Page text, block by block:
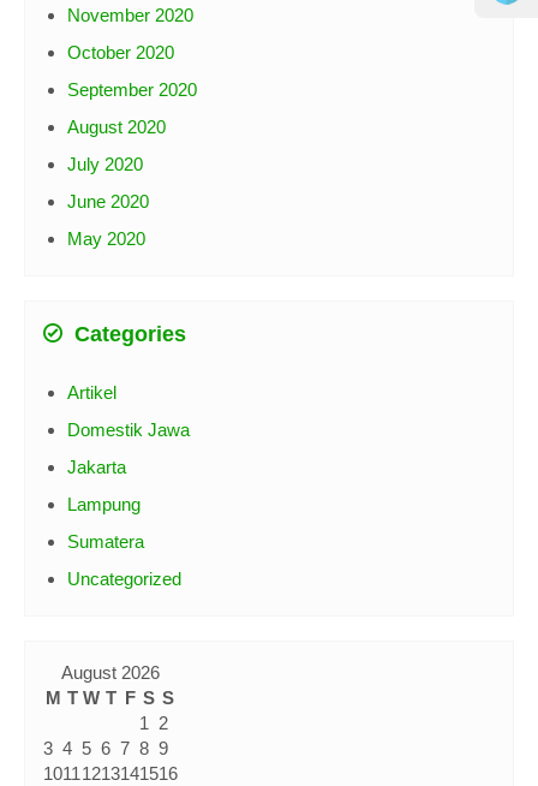
November 2020
October 2020
September 2020
August 2020
July 2020
June 2020
May 2020
Categories
Artikel
Domestik Jawa
Jakarta
Lampung
Sumatera
Uncategorized
August 2026
M T W T F S S
1
2
3 4 5 6 7 8 9
1011 1213141516